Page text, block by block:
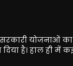
सरकारी
है। हाल ही